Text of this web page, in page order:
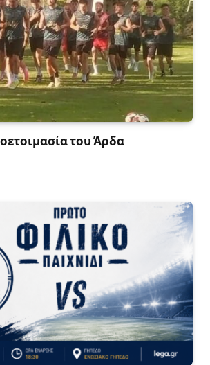
του Άρδα